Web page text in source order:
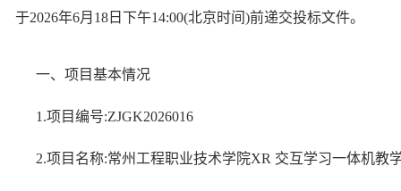
于2026年6月18日下午14:00(北京时间)前递交投标文件。
一、项目基本情况
1.项目编号:ZJGK2026016
2.项目名称:常州工程职业技术学院XR 交互学习一体机教